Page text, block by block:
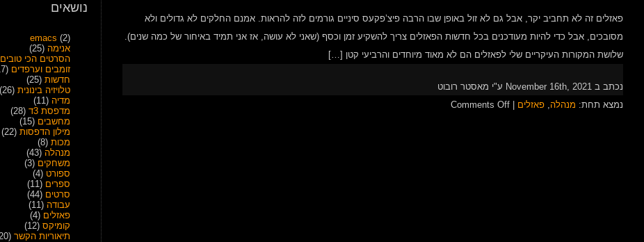
פאזלים זה לא תחביב יקר, אבל גם לא זול באופן שבו הרבה פיצ’פקעס סיניים גורמים לזה להראות. אמנם החלקים לא גדולים ולא
מסובכים, אבל כדי להיות מעודכנים בכל חדשות הפאזלים צריך להשקיע זמן וכסף (שאני לא עושה, אז אני תמיד באיחור של כמה שנים).
שלושת המקורות העיקריים שלי לפאזלים הם לא מאוד מיוחדים והרביעי קטן […]
נכתב ב November 16th, 2021 ע"י מאסטר רובוט
נמצא תחת: מנהלה, פאזלים Comments Off
on
נושאים
emacs (2)
אנימה (25)
הסרטים הכי טובים
זומבים וערפדים (17)
חדשות(25)
טלויזיה בינונית(26)
מדיה (11)
מדפסת 3ד
(28)
מחשבים (15)
מילון הדפסות(22)
מכות(8)
מנהלה (43)
משחקים (3)
ספורט (4)
ספרים (11)
סרטים (44)
עבודה (11)
פאזלים (4)
קומיקס(12)
תיאוריות הקשר(20)